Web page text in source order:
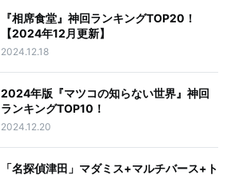
『相席食堂』神回ランキングTOP20！
【2024年12月更新】
2024.12.18
2024年版『マツコの知らない世界』神回
ランキングTOP10！
2024.12.20
「名探偵津田」マダミス+マルチバース+ト